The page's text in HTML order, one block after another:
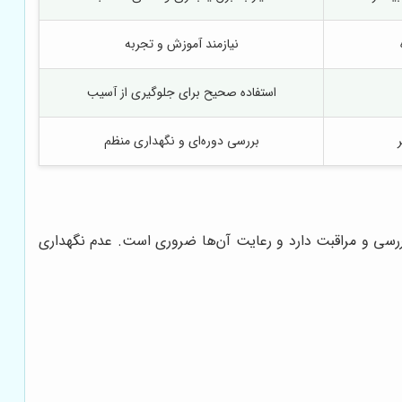
نیازمند آموزش و تجربه
استفاده صحیح برای جلوگیری از آسیب
بررسی دوره‌ای و نگهداری منظم
و مراقبت دارد و رعایت آن‌ها ضروری است. عدم نگهداری